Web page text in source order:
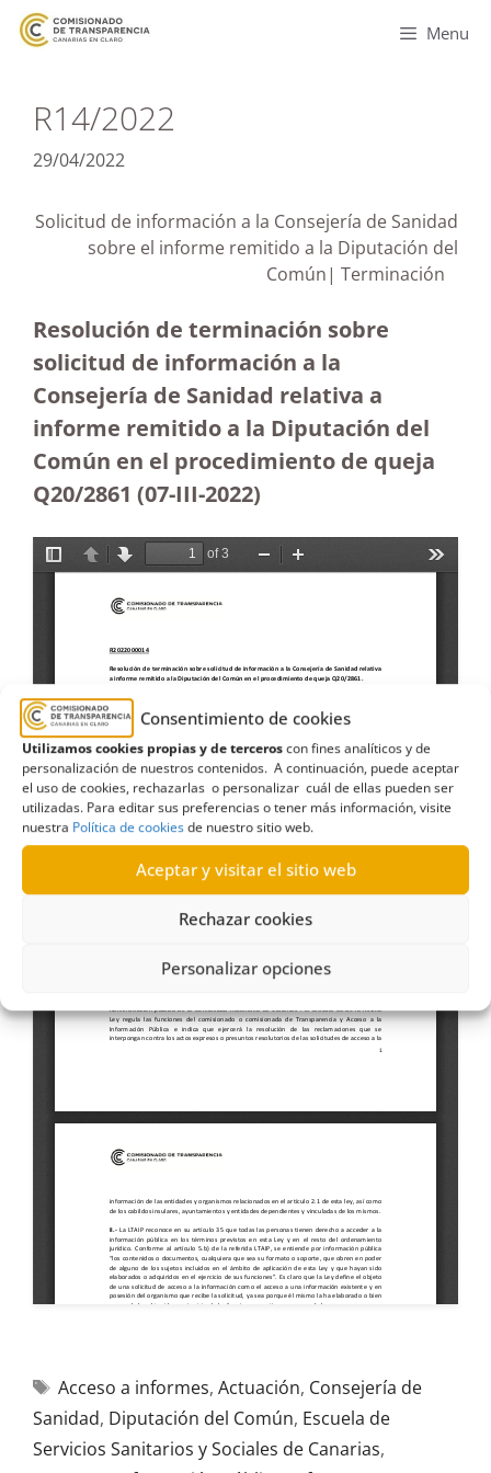
Consentimiento de cookies
Utilizamos cookies propias y de terceroscon fines analíticos y de
personalización de nuestros contenidos. A continuación, puede aceptar
el uso de cookies, rechazarlas o personalizar cuál de ellas pueden ser
utilizadas. Para editar sus preferencias o tener más información, visite
nuestra Política de cookiesde nuestro sitio web.
Aceptar y visitar el sitio web
Rechazar cookies
Personalizar opciones
Menu
R14/2022
29/04/2022
Solicitud de información a la Consejería de Sanidad
sobre el informe remitido a la Diputación del
Común| Terminación
Resolución de terminación sobre
solicitud de información a la
Consejería de Sanidad relativa a
informe remitido a la Diputación del
Común en el procedimiento de queja
Q20/2861 (07-III-2022)
Acceso a informes, Actuación, Consejería de
Sanidad, Diputación del Común, Escuela de
Servicios Sanitarios y Sociales de Canarias,